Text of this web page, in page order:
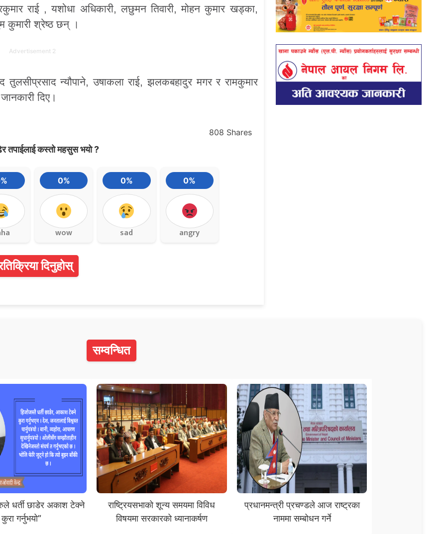
राई , यशोधा अधिकारी, लछुमन तिवारी, मोहन कुमार खड्का,
कुमारी श्रेष्ठ छन् ।
Advertisement 2
तुलसीप्रसाद न्यौपाने, उषाकला राई, झलकबहादुर मगर र रामकुमार
दिए।
808 Shares
तपाईलाई कस्तो महसुस भयो ?
0%
wow
0%
sad
0%
angry
दिनुहोस्
सम्वन्धित
धर्ती छाडेर अकाश टेक्ने
कुरा गर्नुभयो”
राष्ट्रियसभाको शून्य समयमा विविध
विषयमा सरकारको ध्यानाकर्षण
प्रधानमन्त्री प्रचण्डले आज राष्ट्रका
नाममा सम्बोधन गर्ने